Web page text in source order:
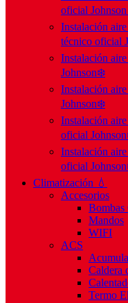
oficial
Instalación
técnico oficial
Instalación
Johnson❄️
Instalación
Johnson❄️
Instalación
oficial
Instalación
oficial
Climatización 💧
Accesorios
Bombas
Mandos
WIFI
ACS
Caldera
Termo